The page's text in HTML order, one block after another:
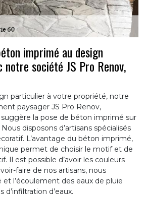
imprimé au design
notre société JS Pro Renov,
particulier à votre propriété, notre
paysager JS Pro Renov,
la pose de béton imprimé sur
disposons d’artisans spécialisés
L’avantage du béton imprimé,
permet de choisir le motif et de
Il est possible d’avoir les couleurs
faire de nos artisans, nous
et l’écoulement des eaux de pluie
d’infiltration d’eaux.